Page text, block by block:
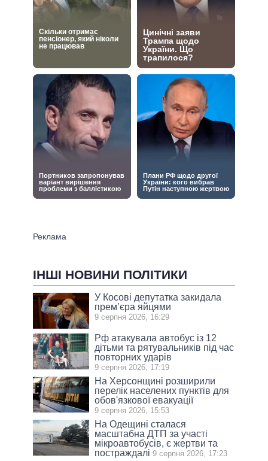
ІНШІ НОВИНИ ПОЛІТИКИ
У Косові депутатка закидала
прем’єра яйцями
9 серпня 2026, 16:29
Рф атакувала автобус із 12
дітьми та рятувальників під час
повторних ударів
9 серпня 2026, 17:19
На Херсонщині розширили
перелік населених пунктів для
обов'язкової евакуації
9 серпня 2026, 15:53
На Одещині сталася
масштабна ДТП за участі
мікроавтобусів, є жертви та
постраждалі 9 серпня 2026, 17:23